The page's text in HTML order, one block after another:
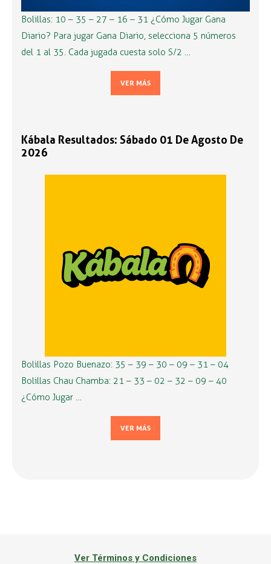
Bolillas: 10 – 35 – 27 – 16 – 31 ¿Cómo Jugar Gana
Diario? Para jugar Gana Diario, selecciona 5 números
del 1 al 35. Cada jugada cuesta solo S/2 …
VER MÁS
Kábala Resultados: Sábado 01 De Agosto De
2026
Bolillas Pozo Buenazo: 35 – 39 – 30 – 09 – 31 – 04
Bolillas Chau Chamba: 21 – 33 – 02 – 32 – 09 – 40
¿Cómo Jugar …
VER MÁS
Ver Términos y Condiciones